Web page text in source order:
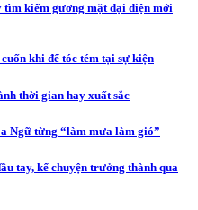
kiếm gương mặt đại diện mới
khi để tóc tém tại sự kiện
thời gian hay xuất sắc
Ngữ từng “làm mưa làm gió”
tay, kể chuyện trưởng thành qua